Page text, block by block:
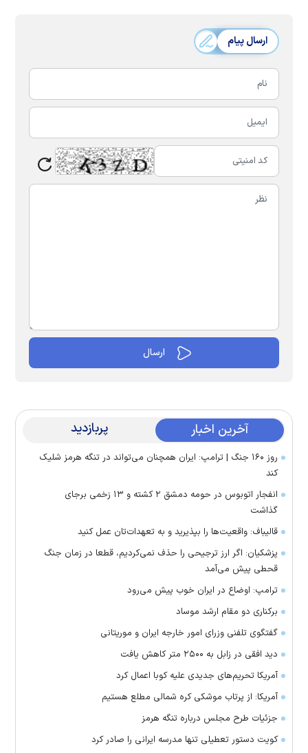
ارسال پیام
آخرین اخبار پربازدید
روز ۱۶۰ جنگ | ترامپ: ایران همچنان می‌تواند در تنگه هرمز شلیک
کند
انفجار اتوبوس در حومه دمشق ۲ کشته و ۱۳ زخمی برجای
گذاشت
قالیباف: واقعیت‌ها را بپذیرید و به تعهدات‌تان عمل کنید
پزشکیان: اگر ارز ترجیحی را حذف نمی‌کردیم، قطعا در زمان جنگ
قحطی پیش می‌آمد
ترامپ: اوضاع در ایران خوب پیش می‌رود
برکناری دو مقام ارشد موساد
گفتگوی تلفنی وزرای امور خارجه ایران و موریتانی
دید افقی در زابل به ۲۵۰۰ متر کاهش یافت
آمریکا تحریم‌های جدیدی علیه کوبا اعمال کرد
آمریکا: از پرتاب موشکی کره شمالی مطلع هستیم
جزئیات طرح مجلس درباره تنگه هرمز
کویت دستور تعطیلی تنها مدرسه ایرانی را صادر کرد